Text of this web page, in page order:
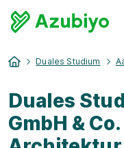
Duales Studium
Duales
GmbH &